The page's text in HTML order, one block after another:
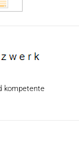
kompetente